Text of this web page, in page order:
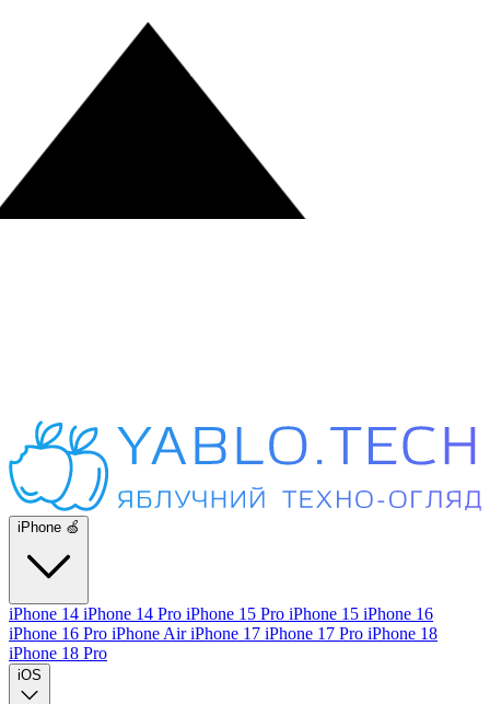
iPhone 🍏
iPhone 14 iPhone 14 Pro iPhone 15 Pro iPhone 15 iPhone 16
iPhone 16 Pro iPhone AiriPhone 17 iPhone 17 Pro iPhone 18
iPhone 18 Pro
iOS